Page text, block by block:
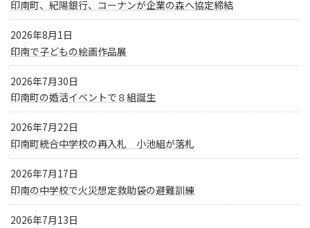
印南町、紀陽銀行、コーナンが企業の森へ協定締結
2026年8月1日
印南で子どもの絵画作品展
2026年7月30日
印南町の婚活イベントで８組誕生
2026年7月22日
印南町統合中学校の再入札 小池組が落札
2026年7月17日
印南の中学校で火災想定救助袋の避難訓練
2026年7月13日